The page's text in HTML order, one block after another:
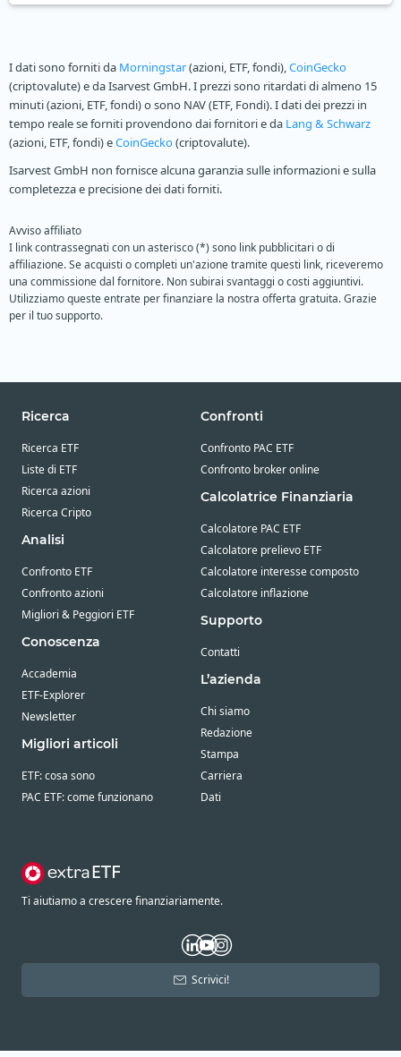
I dati sono forniti da Morningstar(azioni, ETF, fondi),CoinGecko
(criptovalute) e da Isarvest GmbH. I prezzi sono ritardati di almeno 15
minuti (azioni, ETF, fondi) o sono NAV (ETF, Fondi). I dati dei prezzi in
tempo reale se forniti provendono dai fornitori e da Lang & Schwarz
(azioni, ETF, fondi) eCoinGecko(criptovalute).
Isarvest GmbH non fornisce alcuna garanzia sulle informazioni e sulla
completezza e precisione dei dati forniti.
Avviso affiliato
I link contrassegnati con un asterisco (*) sono link pubblicitari o di
affiliazione. Se acquisti o completi un'azione tramite questi link, riceveremo
una commissione dal fornitore. Non subirai svantaggi o costi aggiuntivi.
Utilizziamo queste entrate per finanziare la nostra offerta gratuita. Grazie
per il tuo supporto.
Ricerca
Ricerca ETF
Liste di ETF
Ricerca azioni
Ricerca Cripto
Analisi
Confronto ETF
Confronto azioni
Migliori & Peggiori ETF
Conoscenza
Accademia
ETF-Explorer
Newsletter
Migliori articoli
ETF: cosa sono
PAC ETF: come funzionano
Confronti
Confronto PAC ETF
Confronto broker online
Calcolatrice Finanziaria
Calcolatore PAC ETF
Calcolatore prelievo ETF
Calcolatore interesse composto
Calcolatore inflazione
Supporto
Contatti
L’azienda
Chi siamo
Redazione
Stampa
Carriera
Dati
Ti aiutiamo a crescere finanziariamente.
Scrivici!